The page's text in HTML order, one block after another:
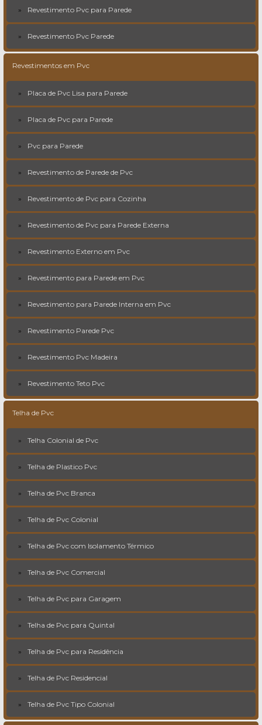
Revestimento Pvc para Parede
Revestimento Pvc Parede
Revestimentos em Pvc
Placa de Pvc Lisa para Parede
Placa de Pvc para Parede
Pvc para Parede
Revestimento de Parede de Pvc
Revestimento de Pvc para Cozinha
Revestimento de Pvc para Parede Externa
Revestimento Externo em Pvc
Revestimento para Parede em Pvc
Revestimento para Parede Interna em Pvc
Revestimento Parede Pvc
Revestimento Pvc Madeira
Revestimento Teto Pvc
Telha de Pvc
Telha Colonial de Pvc
Telha de Plastico Pvc
Telha de Pvc Branca
Telha de Pvc Colonial
Telha de Pvc com Isolamento Térmico
Telha de Pvc Comercial
Telha de Pvc para Garagem
Telha de Pvc para Quintal
Telha de Pvc para Residência
Telha de Pvc Residencial
Telha de Pvc Tipo Colonial